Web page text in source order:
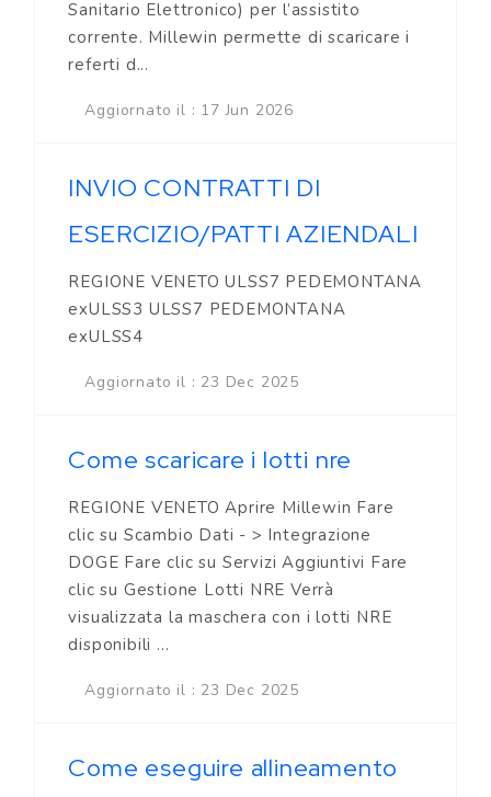
Sanitario Elettronico) per l’assistito
corrente. Millewin permette di scaricare i
referti d...
Aggiornato il : 17 Jun 2026
INVIO CONTRATTI DI
ESERCIZIO/PATTI AZIENDALI
REGIONE VENETO ULSS7 PEDEMONTANA
exULSS3 ULSS7 PEDEMONTANA
exULSS4
Aggiornato il : 23 Dec 2025
Come scaricare i lotti nre
REGIONE VENETO Aprire Millewin Fare
clic su Scambio Dati - > Integrazione
DOGE Fare clic su Servizi Aggiuntivi Fare
clic su Gestione Lotti NRE Verrà
visualizzata la maschera con i lotti NRE
disponibili ...
Aggiornato il : 23 Dec 2025
Come eseguire allineamento